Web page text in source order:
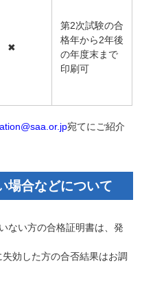
✖
第2次試験の合
格年から2年後
の年度末まで
印刷可
宛てにご紹介
場合などについて
ない方の合格証明書は、発
効した方の合否結果はお調